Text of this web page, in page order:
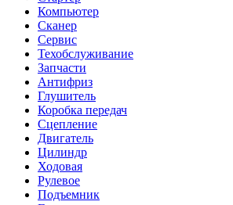
Компьютер
Сканер
Сервис
Техобслуживание
Запчасти
Антифриз
Глушитель
Коробка передач
Сцепление
Двигатель
Цилиндр
Ходовая
Рулевое
Подъемник